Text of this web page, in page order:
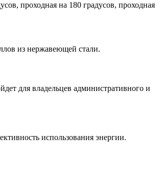
проходная на 180 градусов, проходная
из нержавеющей стали.
для владельцев административного и
использования энергии.